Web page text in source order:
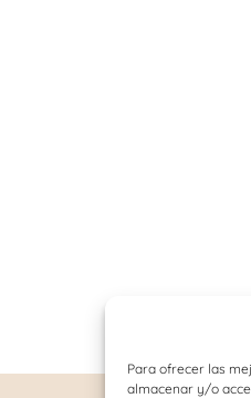
Para ofrecer las
almacenar y/o